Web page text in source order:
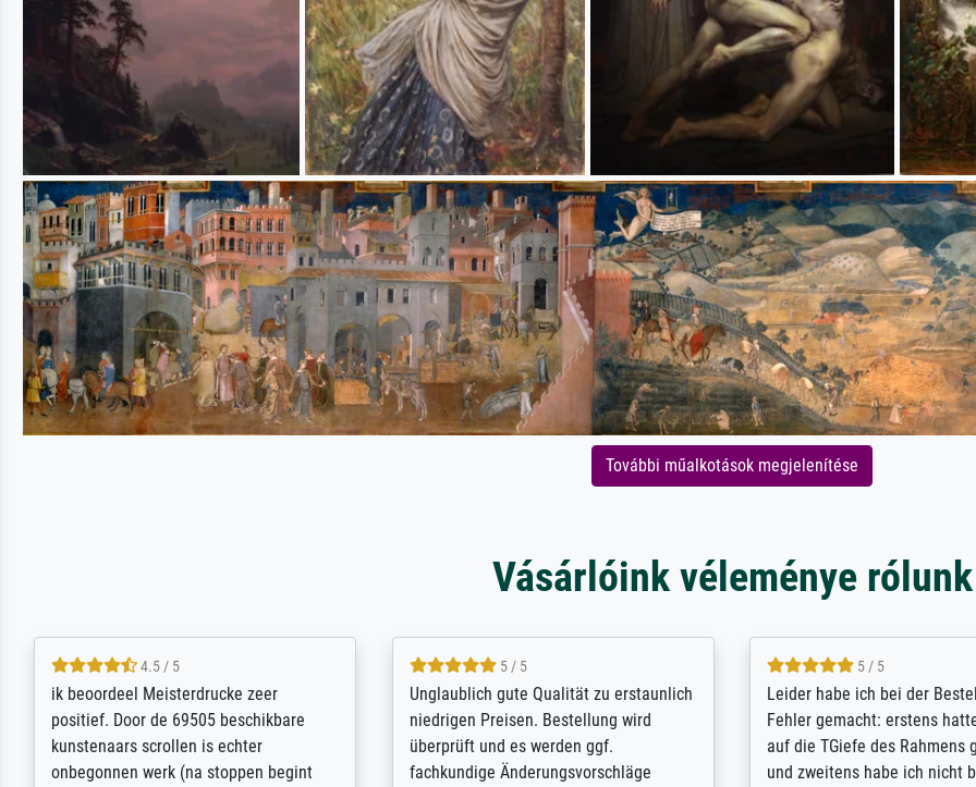
További műalkotások megjelenítése
Vásárlóink véleménye rólunk
5 / 5
Die Zufriedenheit ist auch nicht dadurch
getrübt, dass das Bild entgegen einer
angegebenen Lieferanschrift (sollte
eine Überraschung für die normannische
5 / 5
Excellent / Highly recommended. The
selection, ordering and payment process
were easy, shipping was efficient and
the item itself exceeds expectations. I
5 / 5
The team at Meisterdrucke
meet its clients demands,
expert advice on how to
results for the prints